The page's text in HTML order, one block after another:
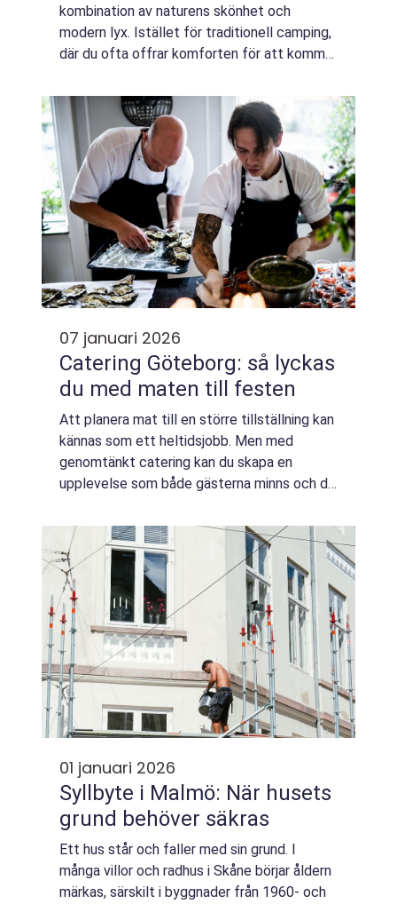
kombination av naturens skönhet och
modern lyx. Istället för traditionell camping,
där du ofta offrar komforten för att komma
att nju...
07 januari 2026
Catering Göteborg: så lyckas
du med maten till festen
Att planera mat till en större tillställning kan
kännas som ett heltidsjobb. Men med
genomtänkt catering kan du skapa en
upplevelse som både gästerna minns och du
01 januari 2026
Syllbyte i Malmö: När husets
grund behöver säkras
Ett hus står och faller med sin grund. I
många villor och radhus i Skåne börjar åldern
märkas, särskilt i byggnader från 1960- och